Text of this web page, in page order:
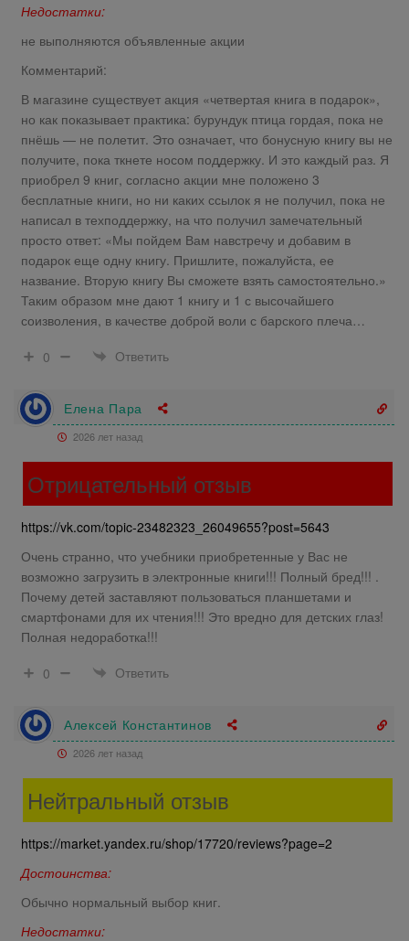
Недостатки:
не выполняются объявленные акции
Комментарий:
В магазине существует акция «четвертая книга в подарок»,
но как показывает практика: бурундук птица гордая, пока не
пнёшь — не полетит. Это означает, что бонусную книгу вы не
получите, пока ткнете носом поддержку. И это каждый раз. Я
приобрел 9 книг, согласно акции мне положено 3
бесплатные книги, но ни каких ссылок я не получил, пока не
написал в техподдержку, на что получил замечательный
просто ответ: «Мы пойдем Вам навстречу и добавим в
подарок еще одну книгу. Пришлите, пожалуйста, ее
название. Вторую книгу Вы сможете взять самостоятельно.»
Таким образом мне дают 1 книгу и 1 с высочайшего
соизволения, в качестве доброй воли с барского плеча…
0
Ответить
Елена Пара
2026 лет назад
Отрицательный отзыв
https://vk.com/topic-23482323_26049655?post=5643
Очень странно, что учебники приобретенные у Вас не
возможно загрузить в электронные книги!!! Полный бред!!! .
Почему детей заставляют пользоваться планшетами и
смартфонами для их чтения!!! Это вредно для детских глаз!
Полная недоработка!!!
0
Ответить
Алексей Константинов
2026 лет назад
Нейтральный отзыв
https://market.yandex.ru/shop/17720/reviews?page=2
Достоинства:
Обычно нормальный выбор книг.
Недостатки: